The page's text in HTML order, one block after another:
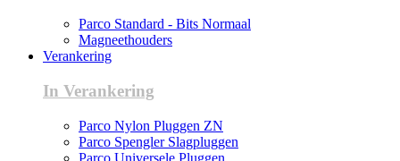
Parco Standard - Bits Normaal
Magneethouders
Verankering
In Verankering
Parco Nylon Pluggen ZN
Parco Spengler Slagpluggen
Parco Universele Pluggen